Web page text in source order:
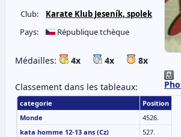
Club:
Karate Klub Jeseník, spolek
Pays:
République tchèque
Médailles: 4x 4x 8x
Classement dans les tableaux:
categorie
Position
Monde
4526.
kata homme 12-13 ans (Cz)
527.